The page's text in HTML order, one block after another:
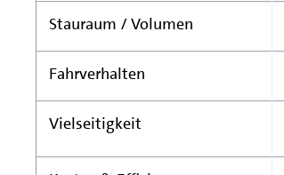
Stauraum / Volumen
Fahrverhalten
Vielseitigkeit